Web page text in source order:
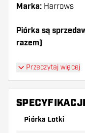
Marka: Harrows
Piórka są
razem)
Dartshopper tip!
Upewnij się, że
shaftów. Mogą
Przeczytaj więcej
Piórka Lotki